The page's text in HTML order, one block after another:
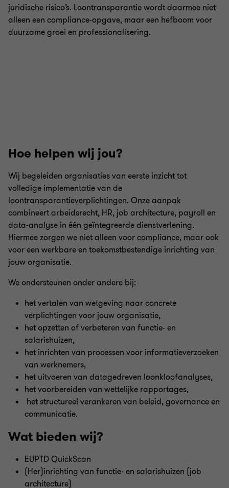
juridische risico’s. Loontransparantie wordt daarmee niet
alleen een compliance-opgave, maar een hefboom voor
duurzame groei en professionalisering.
Hoe helpen wij jou?
Wij begeleiden organisaties van eerste inzicht tot
volledige implementatie van de
loontransparantieverplichtingen. Onze aanpak
combineert arbeidsrecht, HR, job architecture, payroll en
data-analyse in één geïntegreerde dienstverlening.
Hiermee zorgen we niet alleen voor compliance, maar ook
voor een werkbare en toekomstbestendige inrichting van
jouw organisatie.
We ondersteunen onder andere bij:
het vertalen van wetgeving naar concrete
verplichtingen voor jouw organisatie,
het opzetten of verbeteren van functie- en
salarishuizen,
het inrichten van processen voor informatieverzoeken
van werknemers,
het uitvoeren van datagedreven loonkloofanalyses,
het voorbereiden van wettelijke rapportages,
het structureel verankeren van beleid, governance en
communicatie.
Wat bieden wij?
EUPTD QuickScan
(Her)inrichting van functie- en salarishuizen (job
architecture)